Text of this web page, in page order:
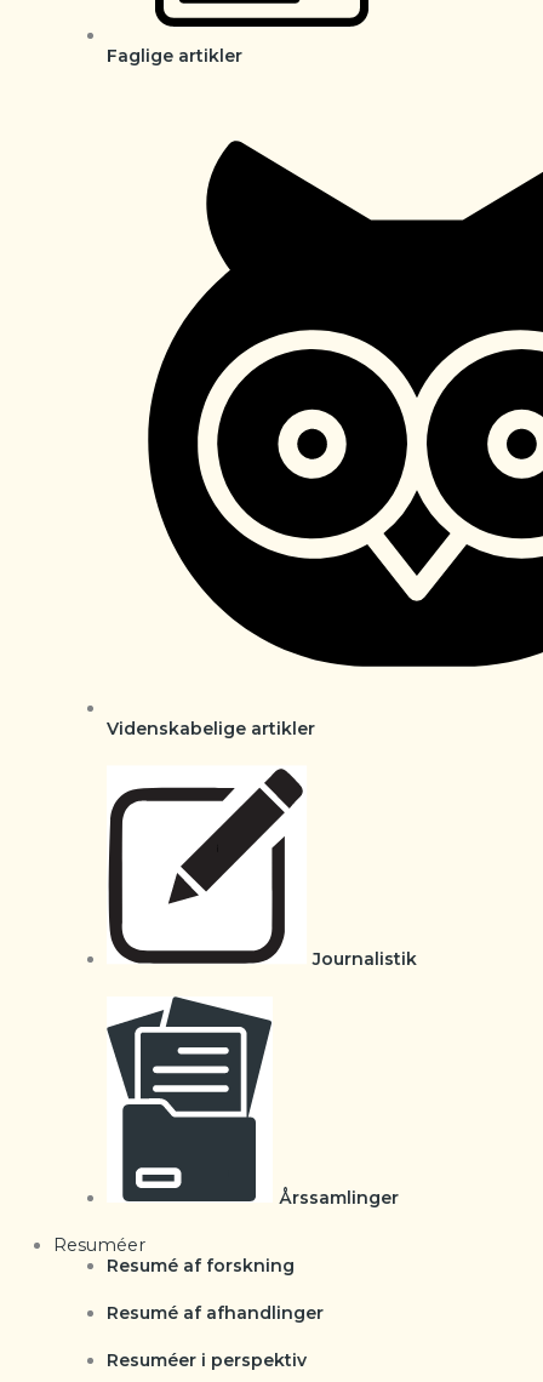
Faglige artikler
Videnskabelige artikler
Journalistik
Årssamlinger
Resuméer
Resumé af forskning
Resumé af afhandlinger
Resuméer i perspektiv